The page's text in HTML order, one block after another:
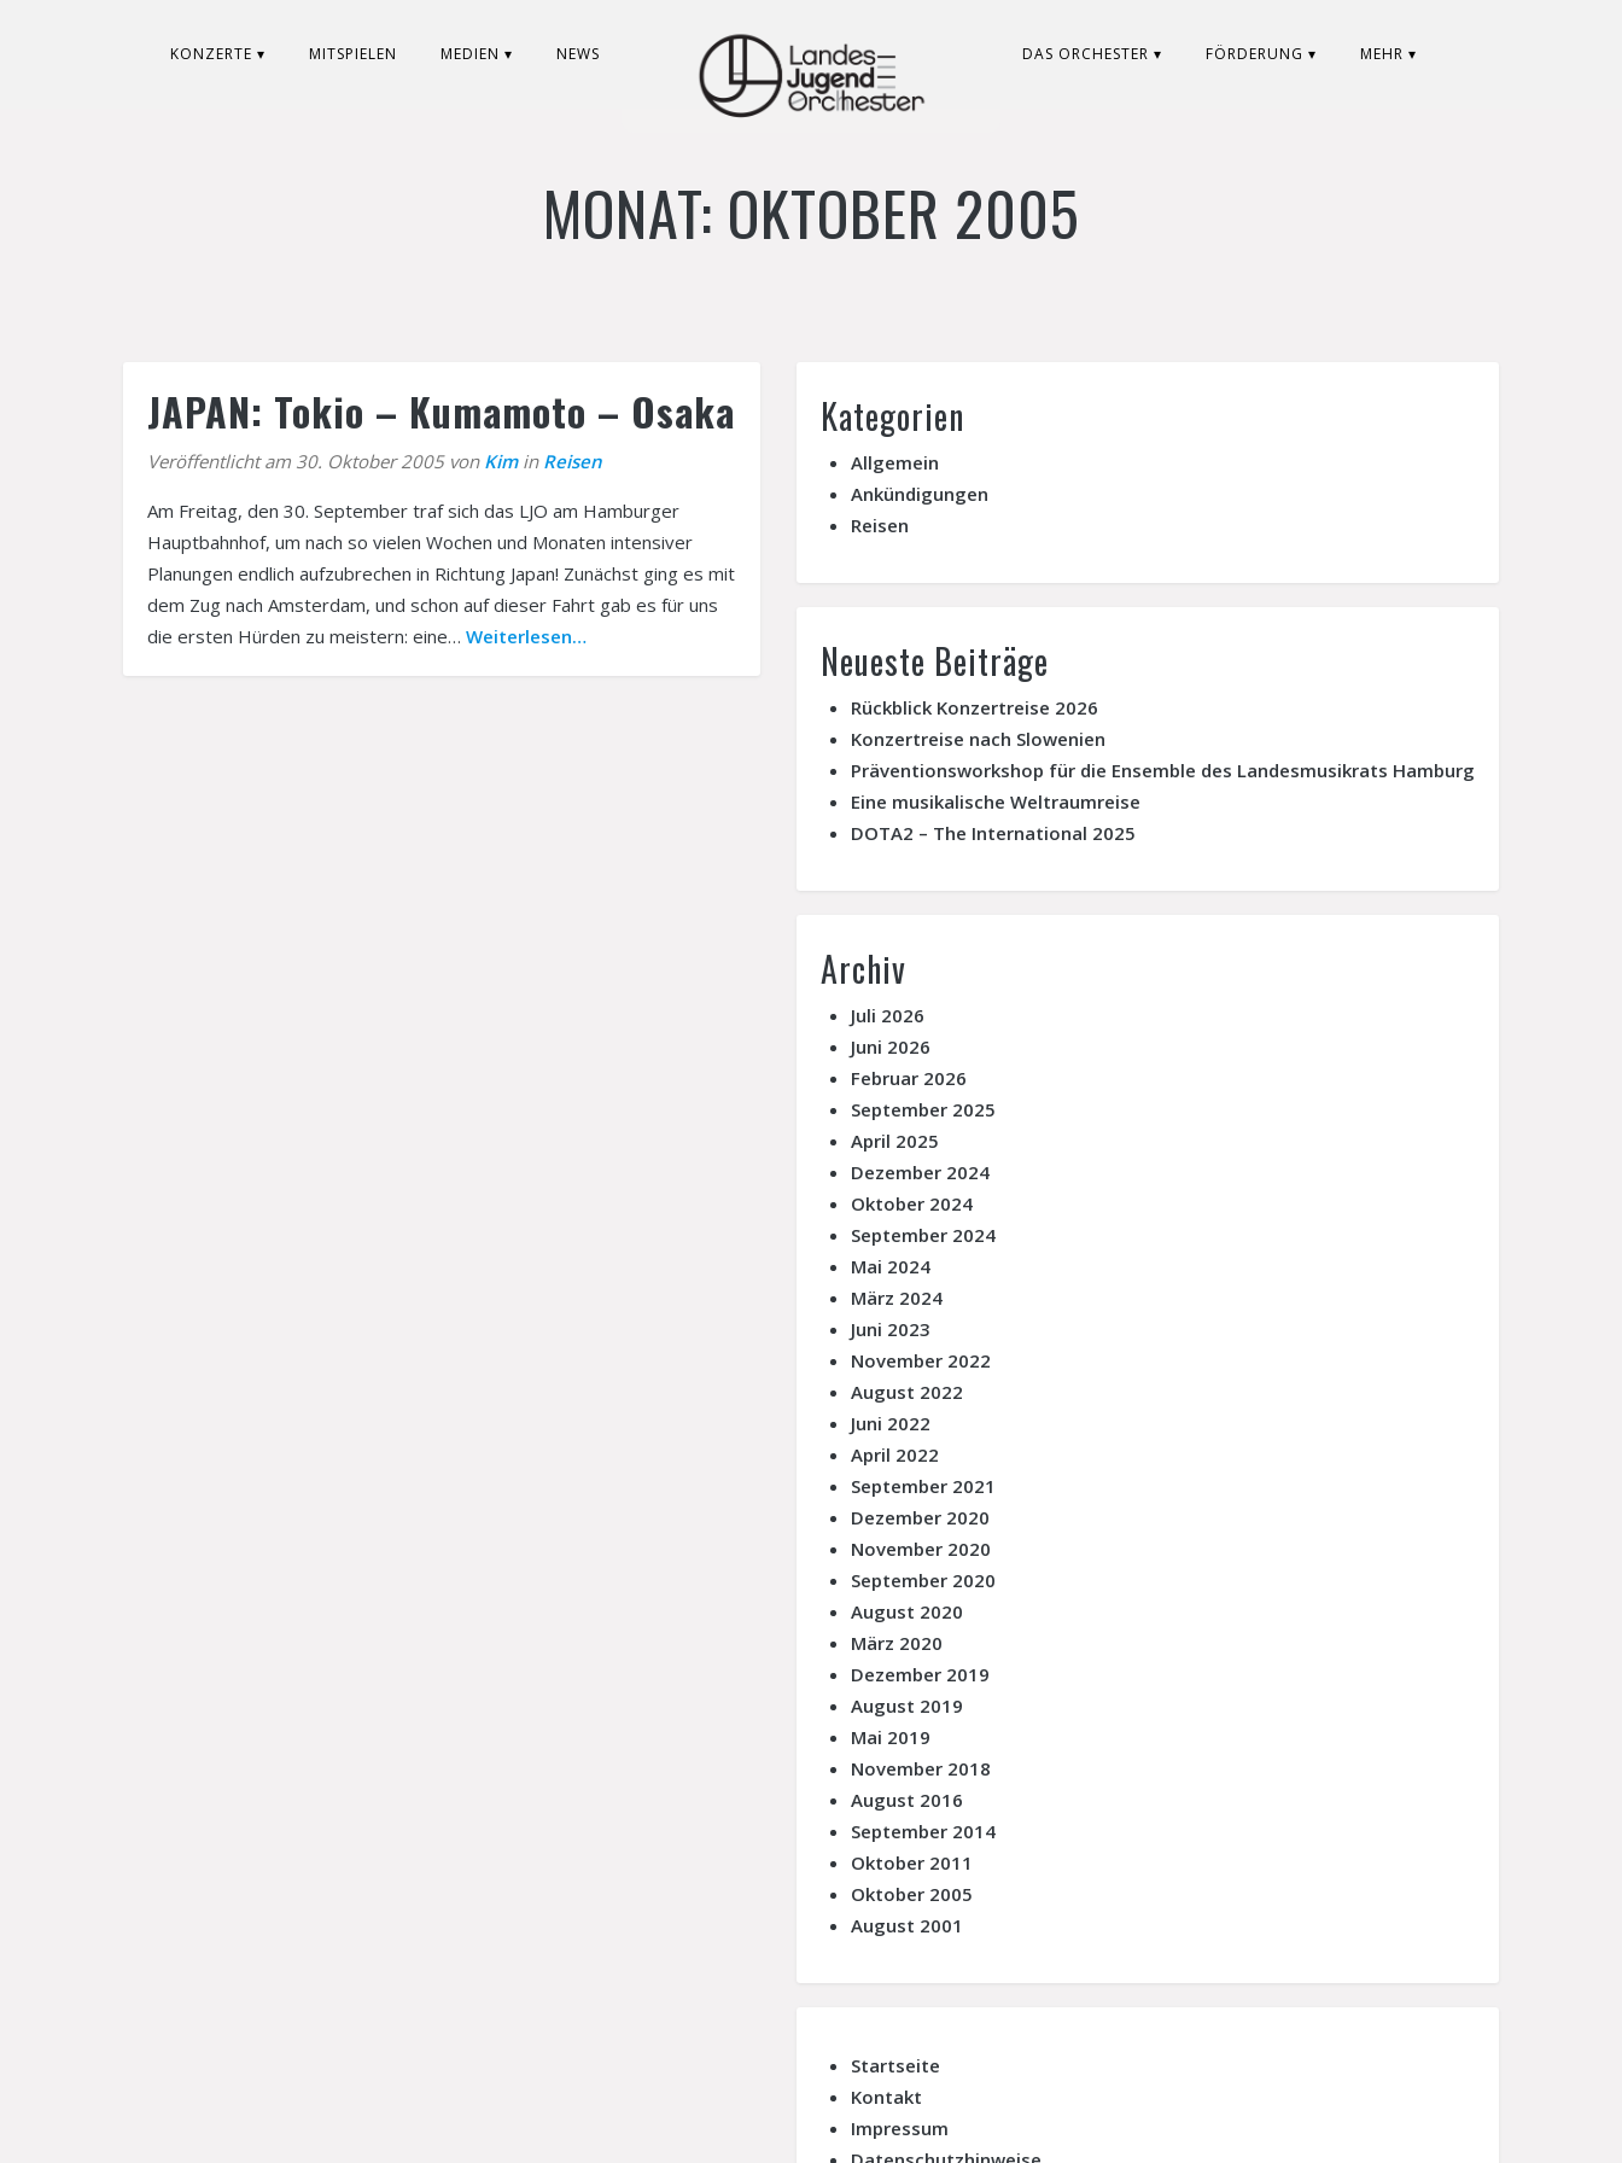
KONZERTE ▾ MITSPIELEN MEDIEN ▾ NEWS DAS ORCHESTER ▾ FÖRDERUNG ▾ MEHR ▾
MONAT: OKTOBER 2005
JAPAN: Tokio – Kumamoto – Osaka
Veröffentlicht am 30. Oktober 2005 von Kimin Reisen
Am Freitag, den 30. September traf sich das LJO am Hamburger
Hauptbahnhof, um nach so vielen Wochen und Monaten intensiver
Planungen endlich aufzubrechen in Richtung Japan! Zunächst ging es mit
dem Zug nach Amsterdam, und schon auf dieser Fahrt gab es für uns
die ersten Hürden zu meistern: eine… Weiterlesen…
Kategorien
Allgemein
Ankündigungen
Reisen
Neueste Beiträge
Rückblick Konzertreise 2026
Konzertreise nach Slowenien
Präventionsworkshop für die Ensemble des Landesmusikrats Hamburg
Eine musikalische Weltraumreise
DOTA2 – The International 2025
Archiv
Juli 2026
Juni 2026
Februar 2026
September 2025
April 2025
Dezember 2024
Oktober 2024
September 2024
Mai 2024
März 2024
Juni 2023
November 2022
August 2022
Juni 2022
April 2022
September 2021
Dezember 2020
November 2020
September 2020
August 2020
März 2020
Dezember 2019
August 2019
Mai 2019
November 2018
August 2016
September 2014
Oktober 2011
Oktober 2005
August 2001
Startseite
Kontakt
Impressum